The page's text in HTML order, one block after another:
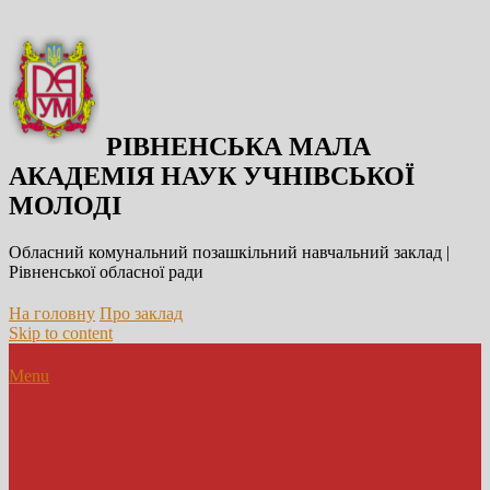
РІВНЕНСЬКА МАЛА
АКАДЕМІЯ НАУК УЧНІВСЬКОЇ
МОЛОДІ
Обласний комунальний позашкільний навчальний заклад |
Рівненської обласної ради
На головну Про заклад
Skip to content
Menu